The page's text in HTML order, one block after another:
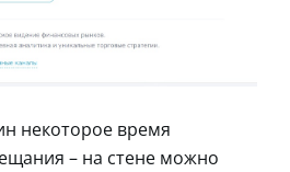
некоторое время
– на стене можно